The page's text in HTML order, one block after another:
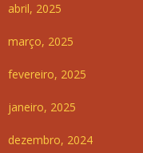
abril, 2025
março, 2025
fevereiro, 2025
janeiro, 2025
dezembro, 2024